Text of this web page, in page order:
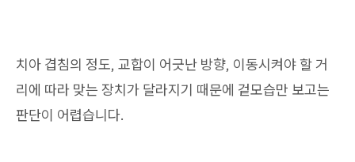
치아 겹침의 정도, 교합이 어긋난 방향, 이동시켜야 할 거
리에 따라 맞는 장치가 달라지기 때문에 겉모습만 보고는
판단이 어렵습니다.